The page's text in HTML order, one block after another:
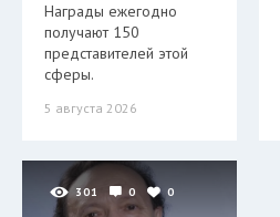
Награды ежегодно
получают 150
представителей этой
сферы.
5 августа 2026
301 0 0